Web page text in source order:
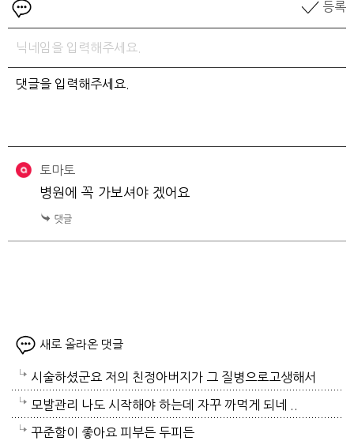
등록
토마토
병원에 꼭 가보셔야 겠어요
새로 올라온 댓글
시술하셨군요 저의 친정아버지가 그 질병으로고생해서
저도 좀 압니다 남자들이 나이먹음 잘 걸리는병이죠 여
자들이 방광염에 자주 걸리듯이 그병도 재발이 잦은편
모발관리 나도 시작해야 하는데 자꾸 까먹게 되네 ..
꾸준함이 좋아요 피부든 두피든